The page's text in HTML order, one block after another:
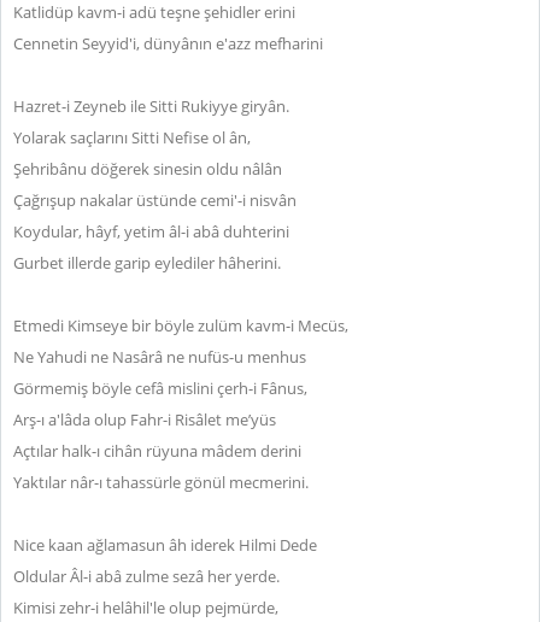
Katlidüp kavm-i adü teşne şehidler erini
Cennetin Seyyid'i, dünyânın e'azz mefharini
Hazret-i Zeyneb ile Sitti Rukiyye giryân.
Yolarak saçlarını Sitti Nefise ol ân,
Şehribânu döğerek sinesin oldu nâlân
Çağrışup nakalar üstünde cemi'-i nisvân
Koydular, hâyf, yetim âl-i abâ duhterini
Gurbet illerde garip eylediler hâherini.
Etmedi Kimseye bir böyle zulüm kavm-i Mecüs,
Ne Yahudi ne Nasârâ ne nufüs-u menhus
Görmemiş böyle cefâ mislini çerh-i Fânus,
Arş-ı a'lâda olup Fahr-i Risâlet me’yüs
Açtılar halk-ı cihân rüyuna mâdem derini
Yaktılar nâr-ı tahassürle gönül mecmerini.
Nice kaan ağlamasun âh iderek Hilmi Dede
Oldular Âl-i abâ zulme sezâ her yerde.
Kimisi zehr-i helâhil'le olup pejmürde,